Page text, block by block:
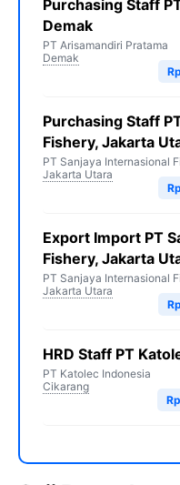
Purchasing Staff
Demak
PT Arisamandiri Pratama
Demak
Purchasing Staff
Fishery, Jakarta
PT Sanjaya Internasional
Jakarta Utara
Export Import PT
Fishery, Jakarta
PT Sanjaya Internasional
Jakarta Utara
HRD Staff PT
PT Katolec Indonesia
Cikarang